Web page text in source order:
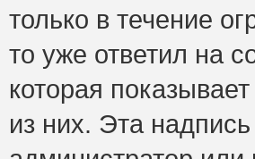
только в течение
то уже ответил на
которая
из них. Эта